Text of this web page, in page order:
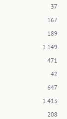
37
167
189
1 149
471
42
647
1 413
208